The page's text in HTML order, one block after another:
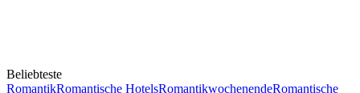
Beliebteste
RomantikRomantische HotelsRomantikwochenendeRomantische